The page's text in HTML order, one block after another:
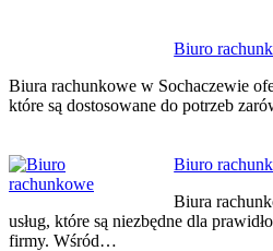
Biuro
Biura rachunkowe w Sochaczewie
które są dostosowane do potrzeb
Biuro
Biura
usług, które są niezbędne dla
firmy. Wśród…